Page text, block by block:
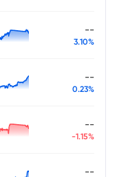
--
3.10%
--
0.23%
--
-1.15%
--